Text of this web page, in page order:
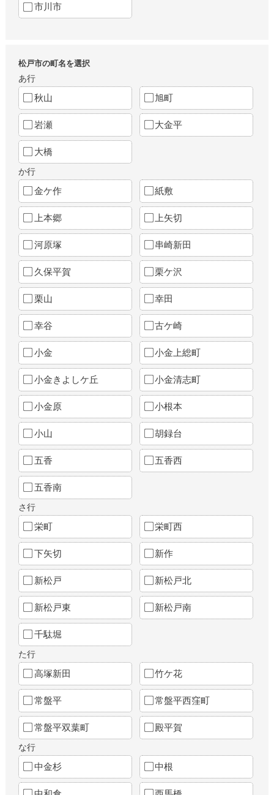
市川市
松戸市の町名を選択
あ行
秋山 旭町
岩瀬 大金平
大橋
か行
金ケ作 紙敷
上本郷 上矢切
河原塚 串崎新田
久保平賀 栗ケ沢
栗山 幸田
幸谷 古ケ崎
小金 小金上総町
小金きよしケ丘 小金清志町
小金原 小根本
小山 胡録台
五香 五香西
五香南
さ行
栄町 栄町西
下矢切 新作
新松戸 新松戸北
新松戸東 新松戸南
千駄堀
た行
高塚新田 竹ケ花
常盤平 常盤平西窪町
常盤平双葉町 殿平賀
な行
中金杉 中根